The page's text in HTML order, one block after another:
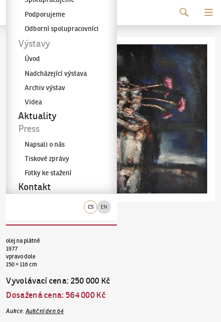
Galerie KODL
CS EN
Podporujeme
Odborní spolupracovníci
Výstavy
Úvod
Nadcházející výstava
Archiv výstav
Videa
Aktuality
Press
Napsali o nás
Tiskové zprávy
Fotky ke stažení
Kontakt
(1929–2005)Milenci
olej na plátně
1977
vpravo dole
150 × 116 cm
Vyvolávací cena:250 000 Kč
Dosažená cena:564 000 Kč
Aukce: Aukční den 64